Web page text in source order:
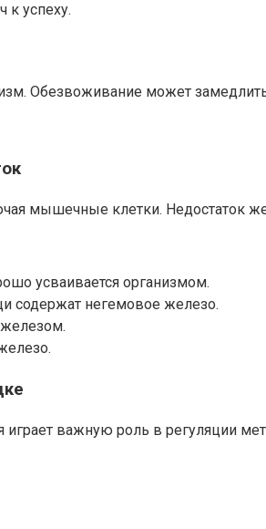
к успеху.
Обезвоживание может
мышечные клетки. Недостаток
усваивается организмом.
содержат негемовое железо.
важную роль в регуляции